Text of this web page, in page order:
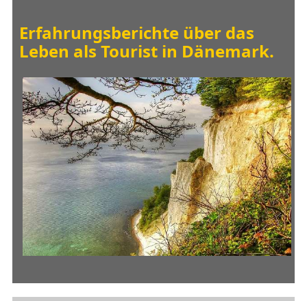
Erfahrungsberichte über das
Leben als Tourist in Dänemark.